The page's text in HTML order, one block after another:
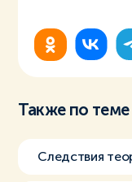
Также по теме
Следствия